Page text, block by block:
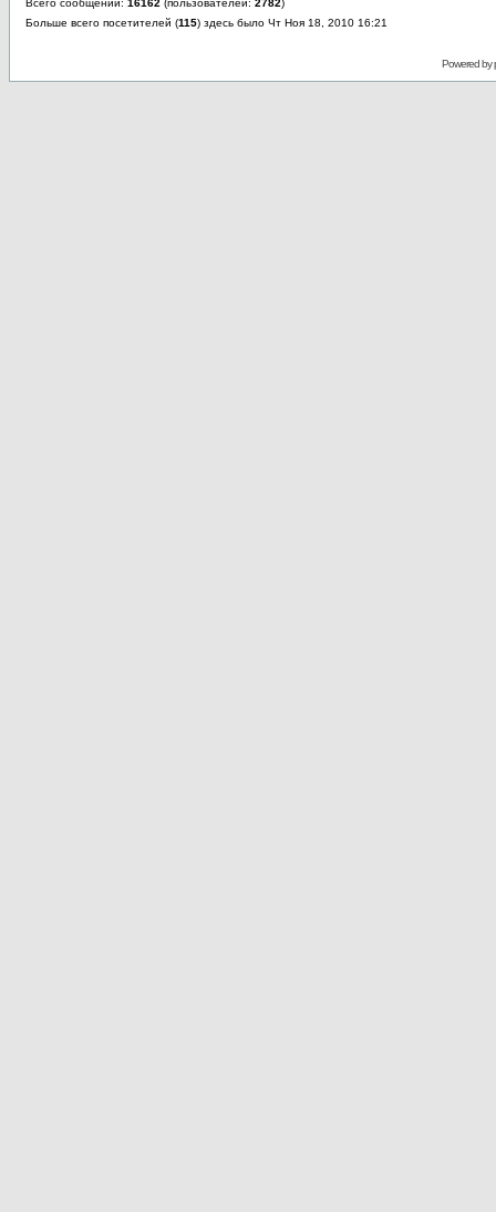
Всего сообщений: 16162 (пользователей: 2782)
Больше всего посетителей (115) здесь было Чт Ноя 18, 2010 16:21
Powered by